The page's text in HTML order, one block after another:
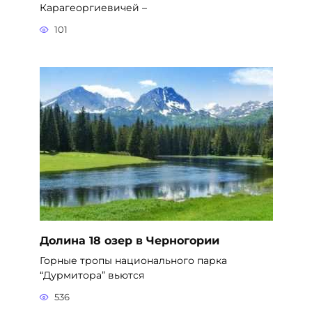
Карагеоргиевичей –
101
Долина 18 озер в Черногории
Горные тропы национального парка
“Дурмитора” вьются
536